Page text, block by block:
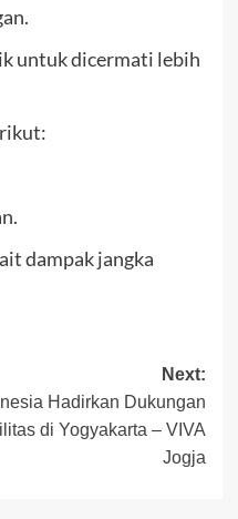
untuk dicermati lebih
dampak jangka
Next:
Hadirkan Dukungan
di Yogyakarta – VIVA
Jogja